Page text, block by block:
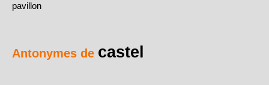
pavillon
Antonymes de castel